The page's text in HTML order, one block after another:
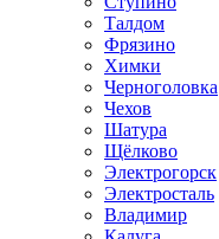
Талдом
Фрязино
Химки
Черноголовка
Чехов
Шатура
Щёлково
Электрогорск
Электросталь
Владимир